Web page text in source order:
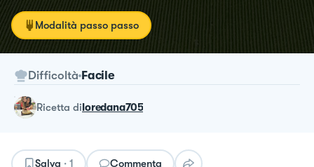
Modalità passo passo
Difficoltà Facile
ricetta diloredana705
Salva · 1 Commenta